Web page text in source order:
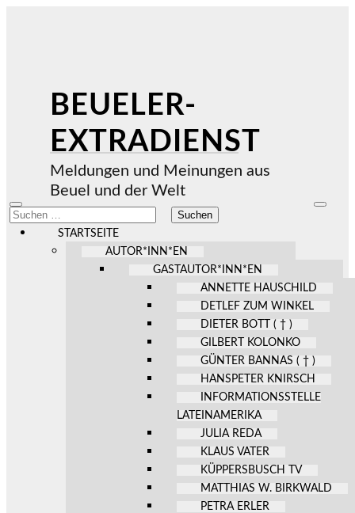
BEUELER-
EXTRADIENST
Meldungen und Meinungen aus
Beuel und der Welt
Mobile-
Menü
ein-/ausblenden
Suchen
nach:
STARTSEITE
AUTOR*INN*EN
GASTAUTOR*INN*EN
ANNETTE HAUSCHILD
DETLEF ZUM WINKEL
DIETER BOTT ( † )
GILBERT KOLONKO
GÜNTER BANNAS ( † )
HANSPETER KNIRSCH
INFORMATIONSSTELLE
LATEINAMERIKA
JULIA REDA
KLAUS VATER
KÜPPERSBUSCH TV
MATTHIAS W. BIRKWALD
PETRA ERLER